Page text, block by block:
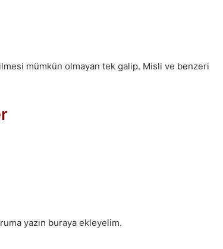
mümkün olmayan tek galip. Misli ve benzeri
yazın buraya ekleyelim.